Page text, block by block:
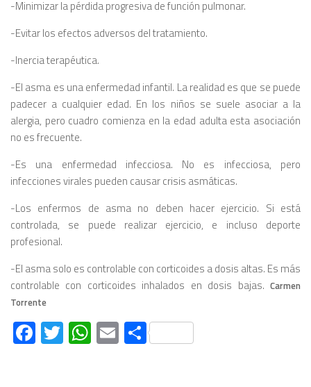
-Minimizar la pérdida progresiva de función pulmonar.
-Evitar los efectos adversos del tratamiento.
-Inercia terapéutica.
-El asma es una enfermedad infantil. La realidad es que se puede
padecer a cualquier edad. En los niños se suele asociar a la
alergia, pero cuadro comienza en la edad adulta esta asociación
no es frecuente.
-Es una enfermedad infecciosa. No es infecciosa, pero
infecciones virales pueden causar crisis asmáticas.
-Los enfermos de asma no deben hacer ejercicio. Si está
controlada, se puede realizar ejercicio, e incluso deporte
profesional.
-El asma solo es controlable con corticoides a dosis altas. Es más
controlable con corticoides inhalados en dosis bajas. Carmen
Torrente
Facebook
Twitter
WhatsApp
EmailCompartir